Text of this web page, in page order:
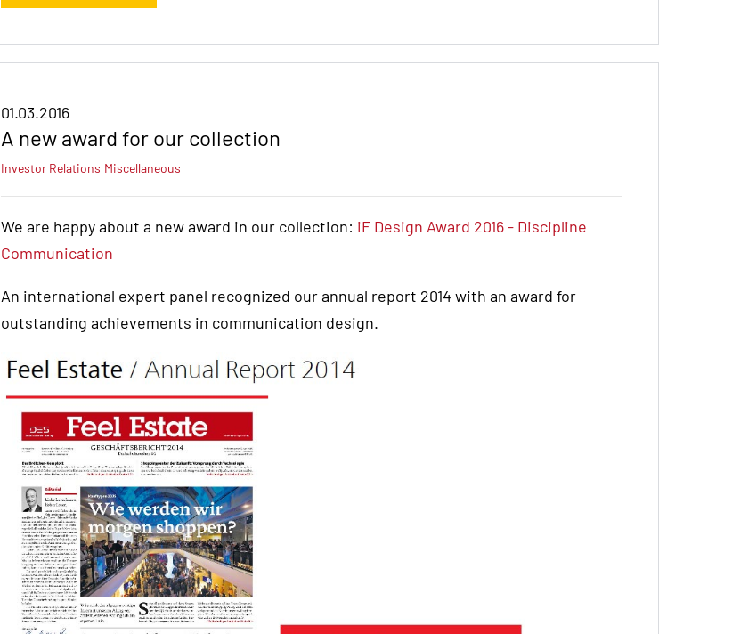
01.03.2016
A new award for our collection
Investor Relations Miscellaneous
We are happy about a new award in our collection: iF Design Award 2016 - Discipline
Communication
An international expert panel recognized our annual report 2014 with an award for
outstanding achievements in communication design.